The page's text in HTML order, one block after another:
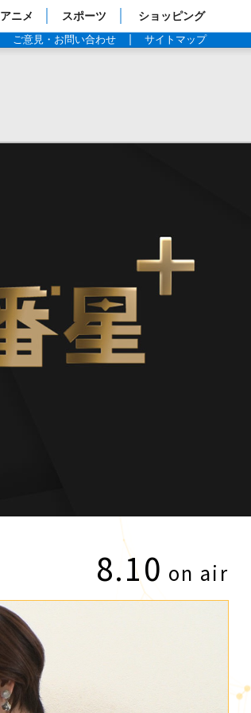
アニメ スポーツ ショッピング
ご意見・お問い合わせ サイトマップ
8.10 on air